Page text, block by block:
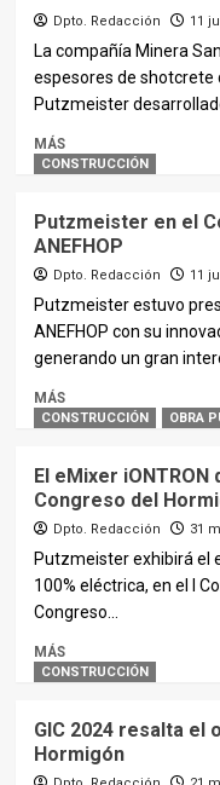
Dpto. Redacción 11
La compañía Minera
espesores de shotcrete
Putzmeister
MÁS
CONSTRUCCIÓN
Putzmeister en el
ANEFHOP
Dpto. Redacción 11
Putzmeister estuvo
ANEFHOP con su
generando un gran
MÁS
CONSTRUCCIÓN OBRA
El eMixer iONTRON
Congreso del
Dpto. Redacción 31
Putzmeister exhibirá el
100% eléctrica, en el I
Congreso...
MÁS
CONSTRUCCIÓN
GIC 2024 resalta el
Hormigón